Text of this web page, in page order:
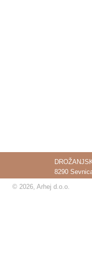
8290
© 2026, Arhej d.o.o.